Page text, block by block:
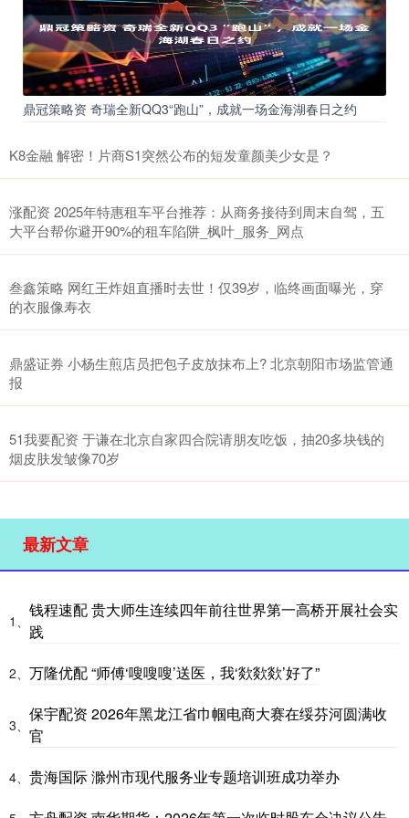
鼎冠策略资 奇瑞全新QQ3“跑山”，成就一场金海湖春日之约
K8金融 解密！片商S1突然公布的短发童颜美少女是？
涨配资 2025年特惠租车平台推荐：从商务接待到周末自驾，五
大平台帮你避开90%的租车陷阱_枫叶_服务_网点
叁鑫策略 网红王炸姐直播时去世！仅39岁，临终画面曝光，穿
的衣服像寿衣
鼎盛证券 小杨生煎店员把包子皮放抹布上? 北京朝阳市场监管通
报
51我要配资 于谦在北京自家四合院请朋友吃饭，抽20多块钱的
烟皮肤发皱像70岁
最新文章
1、
钱程速配 贵大师生连续四年前往世界第一高桥开展社会实
践
2、 万隆优配 “师傅‘嗖嗖嗖’送医，我‘欻欻欻’好了”
3、
保宇配资 2026年黑龙江省巾帼电商大赛在绥芬河圆满收
官
4、 贵海国际 滁州市现代服务业专题培训班成功举办